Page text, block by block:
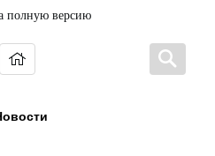
полную версию